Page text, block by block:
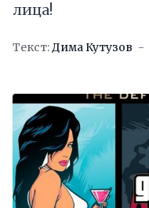
лица!
Текст:Дима Кутузов